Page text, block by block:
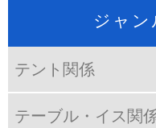
ジャン
テント関係
テーブル・イス関